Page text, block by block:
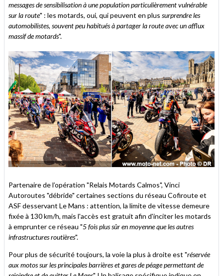
messages de sensibilisation à une population particulièrement vulnérable
sur la route" : les motards, oui, qui peuvent en plus surprendre les
automobilistes, souvent peu habitués à partager la route avec un afflux
massif de motards".
Partenaire de l’opération "Relais Motards Calmos", Vinci
Autoroutes "débride" certaines sections du réseau Cofiroute et
ASF desservant Le Mans : attention, la limite de vitesse demeure
fixée à 130 km/h, mais l'accès est gratuit afin d'inciter les motards
à emprunter ce réseau "5 fois plus sûr en moyenne que les autres
infrastructures routières".
Pour plus de sécurité toujours, la voie la plus à droite est "réservée
aux motos sur les principales barrières et gares de péage permettant de